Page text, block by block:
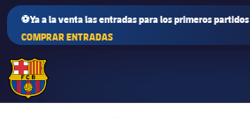
⚽Ya a la venta las entradas para los primeros partidos
COMPRAR ENTRADAS